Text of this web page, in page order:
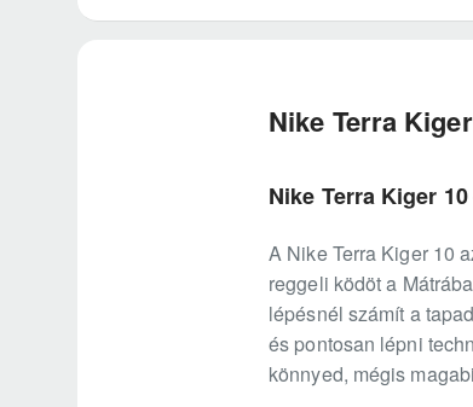
Nike Terra
Nike Terra Kiger
A Nike Terra Kiger 10
reggeli ködöt a
lépésnél számít a
és pontosan lépni
könnyed, mégis